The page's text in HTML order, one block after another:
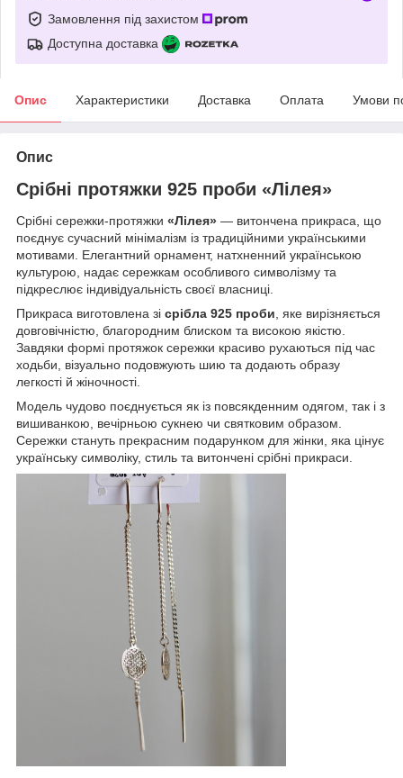
Замовлення під захистом
Доступна доставка
Опис Характеристики Доставка Оплата Умови
Опис
Срібні протяжки 925 проби «Лілея»
Срібні сережки-протяжки «Лілея» — витончена прикраса, що
поєднує сучасний мінімалізм із традиційними українськими
мотивами. Елегантний орнамент, натхненний українською
культурою, надає сережкам особливого символізму та
підкреслює індивідуальність своєї власниці.
Прикраса виготовлена зі срібла 925 проби, яке вирізняється
довговічністю, благородним блиском та високою якістю.
Завдяки формі протяжок сережки красиво рухаються під час
ходьби, візуально подовжують шию та додають образу
легкості й жіночності.
Модель чудово поєднується як із повсякденним одягом, так і з
вишиванкою, вечірньою сукнею чи святковим образом.
Сережки стануть прекрасним подарунком для жінки, яка цінує
українську символіку, стиль та витончені срібні прикраси.